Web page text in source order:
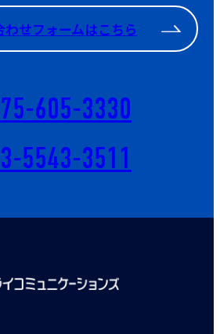
わせフォームはこちら
605-3330
5543-3511